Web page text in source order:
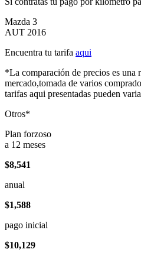
Mazda 3
AUT 2016
Encuentra tu tarifa aqui
*La comparación de precios es una
mercado,tomada de varios
tarifas aqui presentadas pueden
Otros*
Plan forzoso
a 12 meses
$8,541
anual
$1,588
pago inicial
$10,129